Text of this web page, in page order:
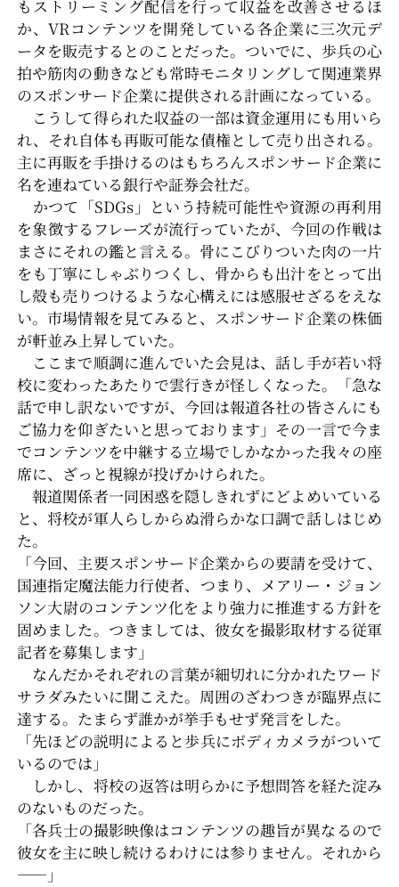
もストリーミング配信を行って収益を改善させるほ
か、VRコンテンツを開発している各企業に三次元デ
ータを販売するとのことだった。ついでに、歩兵の心
拍や筋肉の動きなども常時モニタリングして関連業界
のスポンサード企業に提供される計画になっている。
こうして得られた収益の一部は資金運用にも用いら
れ、それ自体も再販可能な債権として売り出される。
主に再販を手掛けるのはもちろんスポンサード企業に
名を連ねている銀行や証券会社だ。
かつて「SDGs」という持続可能性や資源の再利用
を象徴するフレーズが流行っていたが、今回の作戦は
まさにそれの鑑と言える。骨にこびりついた肉の一片
をも丁寧にしゃぶりつくし、骨からも出汁をとって出
し殻も売りつけるような心構えには感服せざるをえな
い。市場情報を見てみると、スポンサード企業の株価
が軒並み上昇していた。
ここまで順調に進んでいた会見は、話し手が若い将
校に変わったあたりで雲行きが怪しくなった。「急な
話で申し訳ないですが、今回は報道各社の皆さんにも
ご協力を仰ぎたいと思っております」その一言で今ま
でコンテンツを中継する立場でしかなかった我々の座
席に、ざっと視線が投げかけられた。
報道関係者一同困惑を隠しきれずにどよめいている
と、将校が軍人らしからぬ滑らかな口調で話しはじめ
た。
「今回、主要スポンサード企業からの要請を受けて、
国連指定魔法能力行使者、つまり、メアリー・ジョン
ソン大尉のコンテンツ化をより強力に推進する方針を
固めました。つきましては、彼女を撮影取材する従軍
記者を募集します」
なんだかそれぞれの言葉が細切れに分かれたワード
サラダみたいに聞こえた。周囲のざわつきが臨界点に
達する。たまらず誰かが挙手もせず発言をした。
「先ほどの説明によると歩兵にボディカメラがついて
いるのでは」
しかし、将校の返答は明らかに予想問答を経た淀み
のないものだった。
「各兵士の撮影映像はコンテンツの趣旨が異なるので
彼女を主に映し続けるわけには参りません。それから
――」